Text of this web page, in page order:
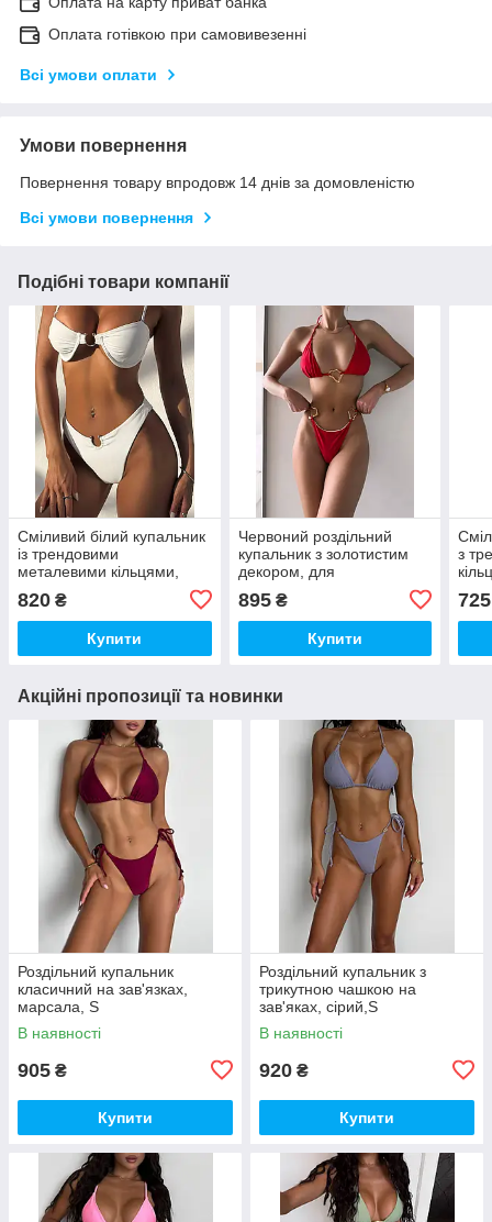
Оплата готівкою при самовивезенні
Всі умови оплати
Умови повернення
Повернення товару впродовж 14 днів за домовленістю
Всі умови повернення
Подібні товари компанії
Сміливий білий купальник
із трендовими
металевими кільцями,
820 ₴
Купити
Червоний роздільний
купальник з золотистим
декором, для
895₴
Купити
з
725
Акційні пропозиції та новинки
Роздільний купальник
класичний на зав'язках,
марсала, S
В наявності
905 ₴
Купити
Роздільний купальник з
трикутною чашкою на
зав'яках, сірий,S
В наявності
920 ₴
Купити